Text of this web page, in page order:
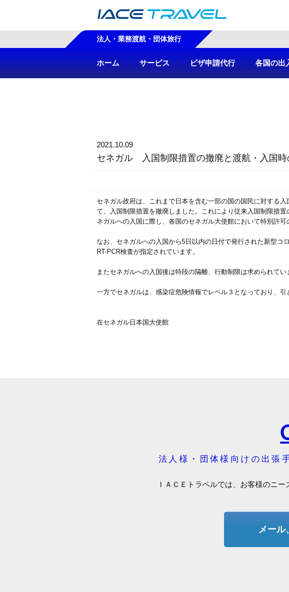
法人・業務渡航・団体旅行
ホーム サービス ビザ申請代行 各国の出
2021.10.09
セネガル 入国制限措置の撤廃と渡航・入国時
セネガル政府は、これまで日本を含む一部の国の国民に対する
て、入国制限措置を撤廃しました。これにより従来入国制限措
ネガルへの入国に際し、各国のセネガル大使館において特別許
なお、セネガルへの入国から5日以内の日付で発行された新型
RT-PCR検査が指定されています。
またセネガルへの入国後は特段の隔離、行動制限は求められて
一方でセネガルは、感染症危険情報でレベル３となっており、
在セネガル日本国大使館
法人様・団体様向けの出張
ＩＡＣＥトラベルでは、お客様のニ
メール